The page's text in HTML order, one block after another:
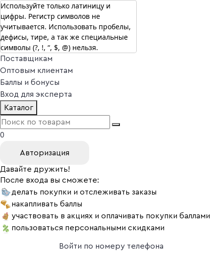
г. Москва
Vitual Peptide +7 (800) 101-13-25
Специалистам
Поставщикам
Оптовым клиентам
Баллы и бонусы
Вход для эксперта
Каталог
0
Авторизация
Давайте дружить!
После входа вы сможете:
делать покупки и отслеживать заказы
накапливать баллы
участвовать в акциях и оплачивать покупки баллами
пользоваться персональными скидками
Войти по номеру телефона
Используйте только латиницу и
цифры. Регистр символов не
учитывается. Использовать пробелы,
дефисы, тире, а так же специальные
символы (?, !, “, $, @) нельзя.